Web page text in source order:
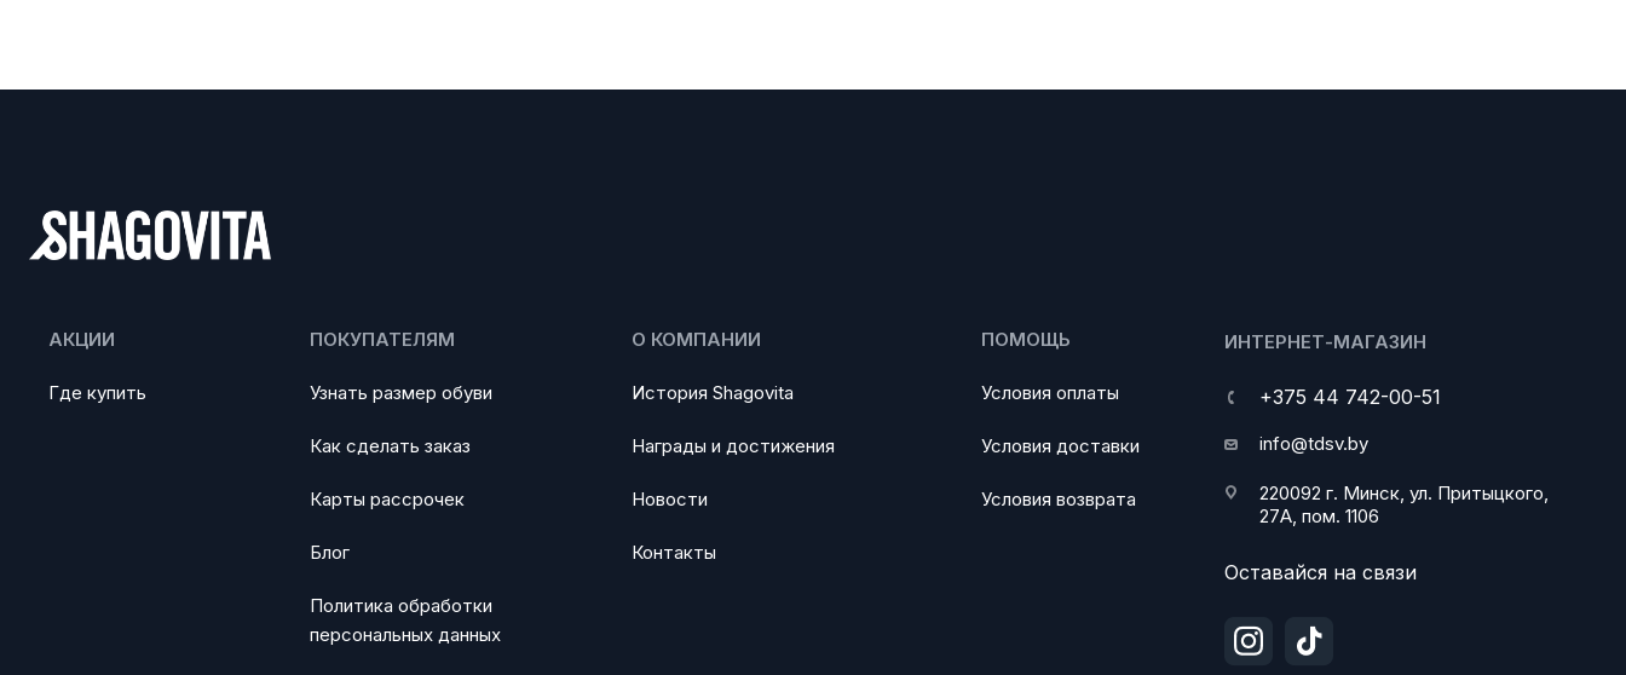
АКЦИИ
Где купить
ПОКУПАТЕЛЯМ
Узнать размер обуви
Как сделать заказ
Карты рассрочек
Блог
Политика обработки
персональных данных
О КОМПАНИИ
История Shagovita
Награды и достижения
Новости
Контакты
ПОМОЩЬ
Условия оплаты
Условия доставки
Условия возврата
ИНТЕРНЕТ-МАГАЗИН
+375 44 742-00-51
info@tdsv.by
220092 г. Минск, ул. Притыцкого,
27А, пом. 1106
Оставайся на связи